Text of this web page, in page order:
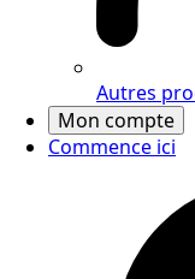
Autres
Mon compte
Commence ici